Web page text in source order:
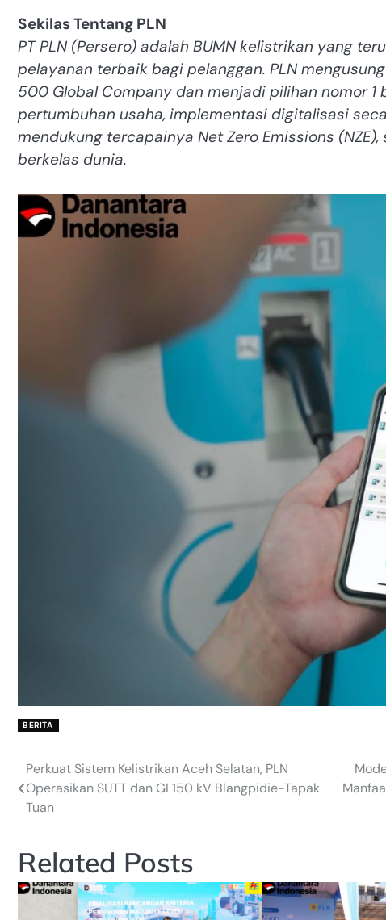
Sekilas Tentang PLN
PT PLN (Persero) adalah BUMN kelistrikan yang
pelayanan terbaik bagi pelanggan. PLN
500 Global Company dan menjadi pilihan nomor
pertumbuhan usaha, implementasi digitalisasi
mendukung tercapainya Net Zero Emissions
berkelas dunia.
BERITA
Post
navigation
Perkuat Sistem Kelistrikan Aceh Selatan, PLN
Operasikan SUTT dan GI 150 kV Blangpidie-Tapak
Tuan
Related Posts